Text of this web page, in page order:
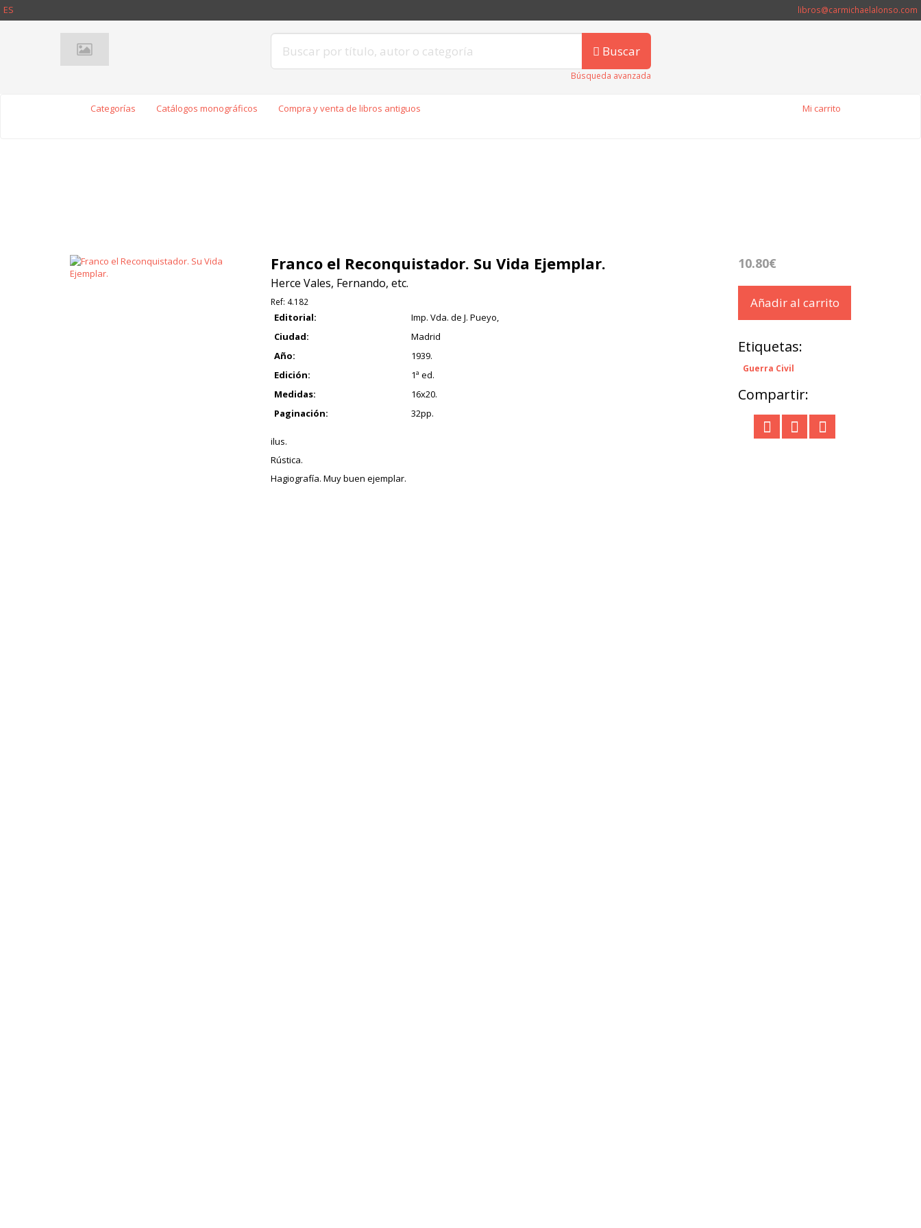
ES libros@carmichaelalonso.com
Buscar
Búsqueda avanzada
Categorías Catálogos monográficos Compra y venta de libros antiguos Mi carrito
Franco el Reconquistador. Su Vida Ejemplar.
Herce Vales, Fernando, etc.
Ref: 4.182
Editorial:
Imp. Vda. de J. Pueyo,
Ciudad:
Madrid
Año:
1939.
Edición:
1ª ed.
Medidas:
16x20.
Paginación:
32pp.
ilus.
Rústica.
Hagiografía. Muy buen ejemplar.
10.80€
Añadir al carrito
Etiquetas:
Guerra Civil
Compartir: